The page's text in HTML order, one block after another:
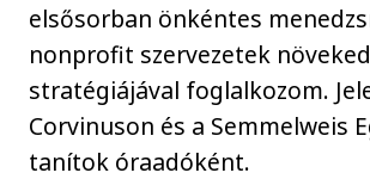
elsősorban önkéntes
nonprofit szervezetek
stratégiájával foglalkozom.
Corvinuson és a Semmelweis
tanítok óraadóként.